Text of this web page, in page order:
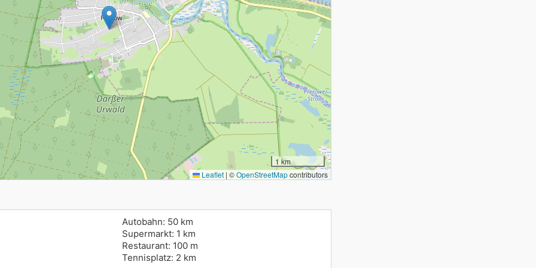
1 km
Leaflet | ©OpenStreetMapcontributors
Autobahn: 50 km
Supermarkt: 1 km
Restaurant: 100 m
Tennisplatz: 2 km